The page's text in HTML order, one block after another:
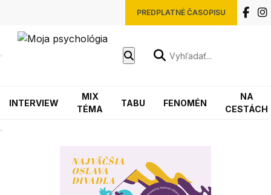
PREDPLATNÉ ČASOPISU
INTERVIEW
MIX
TÉMA
TABU FENOMÉN
NA
CESTÁCH